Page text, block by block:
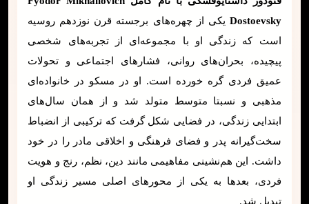
Dostoevsky یکی از چهره‌های برجسته قرن نوزدهم روسیه
است که زندگی او با مجموعه‌ای از تجربه‌های شخصی
پیچیده، بحران‌های روانی، فشارهای اجتماعی و تحولات
عمیق فردی گره خورده است. او در مسکو در خانواده‌ای
مذهبی و نسبتا متوسط متولد شد و از همان سال‌های
ابتدایی زندگی، در فضایی شکل گرفت که ترکیبی از انضباط
سخت‌گیرانه پدر و فضای فرهنگی و اخلاقی مادر را در خود
داشت. این هم‌نشینی مفاهیمی مانند دین، نظم، رنج و هویت
فردی، بعدها به یکی از محورهای اصلی مسیر زندگی او
تبدیل شد.